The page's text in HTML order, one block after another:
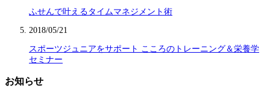
ふせんで叶えるタイムマネジメント術
2018/05/21
スポーツジュニアをサポート こころのトレーニング＆栄養学
セミナー
お知らせ